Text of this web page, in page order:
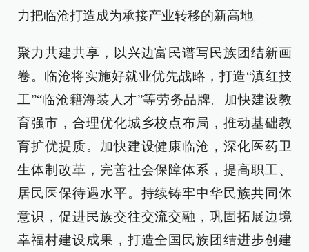
力把临沧打造成为承接产业转移的新高地。
聚力共建共享，以兴边富民谱写民族团结新画
卷。临沧将实施好就业优先战略，打造“滇红技
工”“临沧籍海装人才”等劳务品牌。加快建设教
育强市，合理优化城乡校点布局，推动基础教
育扩优提质。加快建设健康临沧，深化医药卫
生体制改革，完善社会保障体系，提高职工、
居民医保待遇水平。持续铸牢中华民族共同体
意识，促进民族交往交流交融，巩固拓展边境
幸福村建设成果，打造全国民族团结进步创建